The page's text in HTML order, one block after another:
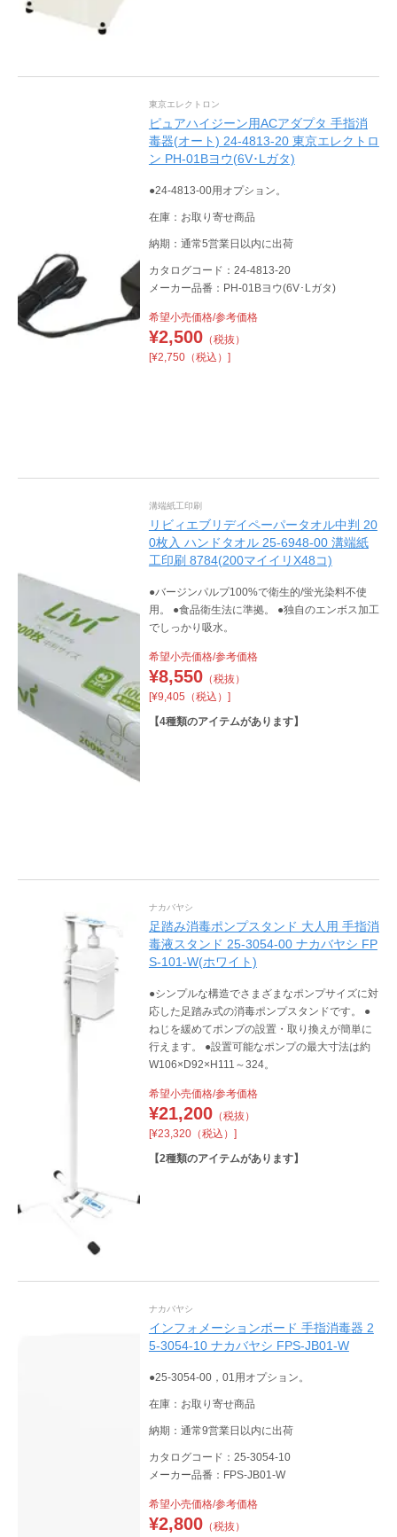
東京エレクトロン
ピュアハイジーン用ACアダプタ 手指消
毒器(オート) 24-4813-20 東京エレクトロ
ン PH-01Bヨウ(6V･Lガタ)
●24-4813-00用オプション。
在庫：お取り寄せ商品
納期：通常5営業日以内に出荷
カタログコード：24-4813-20
メーカー品番：PH-01Bヨウ(6V･Lガタ)
希望小売価格/参考価格
¥2,500（税抜）
[¥2,750（税込）]
溝端紙工印刷
リビィエブリデイペーパータオル中判 20
0枚入 ハンドタオル 25-6948-00 溝端紙
工印刷 8784(200マイイリX48コ)
●バージンパルプ100%で衛生的/蛍光染料不使
用。 ●食品衛生法に準拠。 ●独自のエンボス加工
でしっかり吸水。
希望小売価格/参考価格
¥8,550（税抜）
[¥9,405（税込）]
【4種類のアイテムがあります】
ナカバヤシ
足踏み消毒ポンプスタンド 大人用 手指消
毒液スタンド 25-3054-00 ナカバヤシ FP
S-101-W(ホワイト)
●シンプルな構造でさまざまなポンプサイズに対
応した足踏み式の消毒ポンプスタンドです。 ●
ねじを緩めてポンプの設置・取り換えが簡単に
行えます。 ●設置可能なポンプの最大寸法は約
W106×D92×H111～324。
希望小売価格/参考価格
¥21,200（税抜）
[¥23,320（税込）]
【2種類のアイテムがあります】
ナカバヤシ
インフォメーションボード 手指消毒器 2
5-3054-10 ナカバヤシ FPS-JB01-W
●25-3054-00，01用オプション。
在庫：お取り寄せ商品
納期：通常9営業日以内に出荷
カタログコード：25-3054-10
メーカー品番：FPS-JB01-W
希望小売価格/参考価格
¥2,800（税抜）